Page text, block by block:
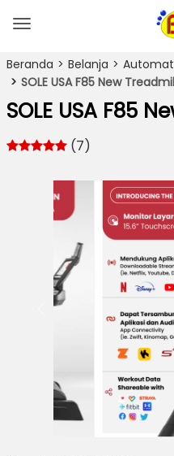
Toggle
Beranda
Belanja
SOLE USA F85 New
SOLE USA F85
(7)